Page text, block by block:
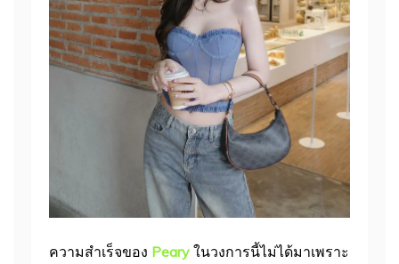
ความสำเร็จของ Peary ในวงการนี้ไม่ได้มาเพราะ